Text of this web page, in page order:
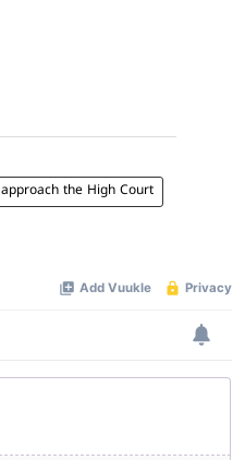
approach the High Court